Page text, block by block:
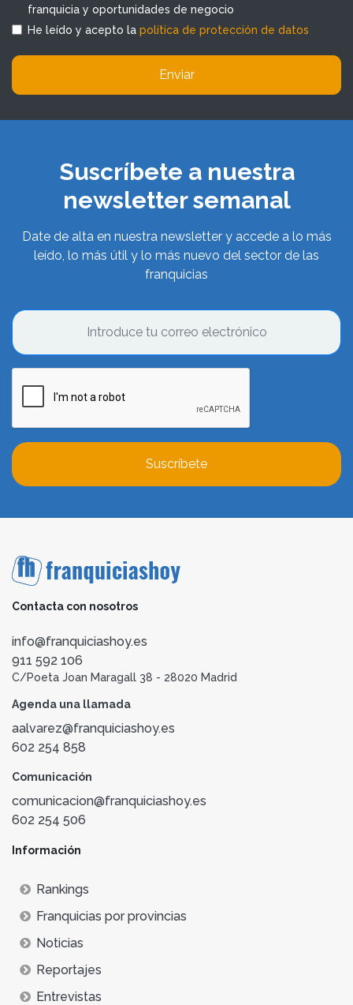
franquicia y oportunidades de negocio
He leído y acepto la política de protección de datos
Enviar
Suscríbete a nuestra
newsletter semanal
Date de alta en nuestra newsletter y accede a lo más
leído, lo más útil y lo más nuevo del sector de las
franquicias
Suscríbete
Contacta con nosotros
info@franquiciashoy.es
911 592 106
C/Poeta Joan Maragall 38 - 28020 Madrid
Agenda una llamada
aalvarez@franquiciashoy.es
602 254 858
Comunicación
comunicacion@franquiciashoy.es
602 254 506
Información
Rankings
Franquicias por provincias
Noticias
Reportajes
Entrevistas